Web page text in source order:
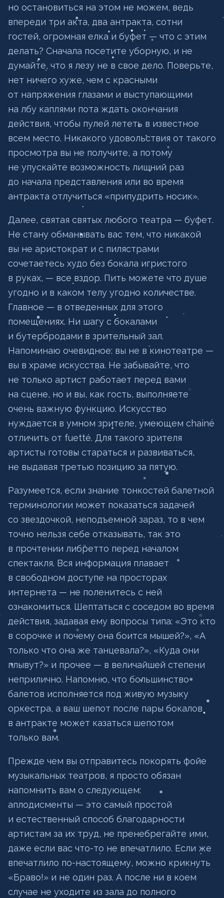
но остановиться на этом не можем, ведь
впереди три акта, два антракта, сотни
гостей, огромная елка и буфет — что с этим
делать? Сначала посетите уборную, и не
думайте, что я лезу не в свое дело. Поверьте,
нет ничего хуже, чем с красными
от напряжения глазами и выступающими
на лбу каплями пота ждать окончания
действия, чтобы пулей лететь в известное
всем место. Никакого удовольствия от такого
просмотра вы не получите, а потому
не упускайте возможность лишний раз
до начала представления или во время
антракта отлучиться «припудрить носик».
Далее, святая святых любого театра — буфет.
Не стану обманывать вас тем, что никакой
вы не аристократ и с пилястрами
сочетаетесь худо без бокала игристого
в руках, — все вздор. Пить можете что душе
угодно и в каком телу угодно количестве.
Главное — в отведенных для этого
помещениях. Ни шагу с бокалами
и бутербродами в зрительный зал.
Напоминаю очевидное: вы не в кинотеатре —
вы в храме искусства. Не забывайте, что
не только артист работает перед вами
на сцене, но и вы, как гость, выполняете
очень важную функцию. Искусство
нуждается в умном зрителе, умеющем chainé
отличить от fuetté. Для такого зрителя
артисты готовы стараться и развиваться,
не выдавая третью позицию за пятую.
Разумеется, если знание тонкостей балетной
терминологии может показаться задачей
со звездочкой, неподъемной зараз, то в чем
точно нельзя себе отказывать, так это
в прочтении либретто перед началом
спектакля. Вся информация плавает
в свободном доступе на просторах
интернета — не поленитесь с ней
ознакомиться. Шептаться с соседом во время
действия, задавая ему вопросы типа: «Это кто
в сорочке и почему она боится мышей?», «А
только что она же танцевала?», «Куда они
плывут?» и прочее — в величайшей степени
неприлично. Напомню, что большинство
балетов исполняется под живую музыку
оркестра, а ваш шепот после пары бокалов
в антракте может казаться шепотом
только вам.
Прежде чем вы отправитесь покорять фойе
музыкальных театров, я просто обязан
напомнить вам о следующем:
аплодисменты — это самый простой
и естественный способ благодарности
артистам за их труд, не пренебрегайте ими,
даже если вас что-то не впечатлило. Если же
впечатлило по-настоящему, можно крикнуть
«Браво!» и не один раз. А после ни в коем
случае не уходите из зала до полного